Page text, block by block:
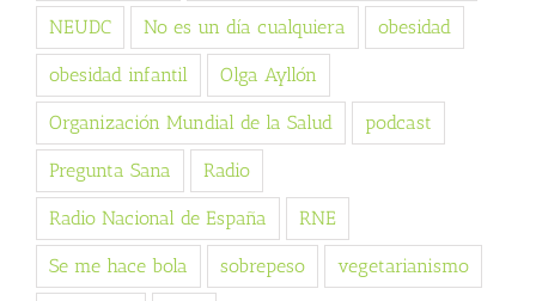
NEUDC No es un día cualquiera obesidad
obesidad infantil Olga Ayllón
Organización Mundial de la Salud podcast
Pregunta Sana Radio
Radio Nacional de España RNE
Se me hace bola sobrepeso vegetarianismo